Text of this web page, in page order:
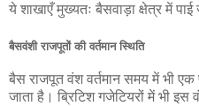
ये शाखाएँ मुख्यतः बैसवाड़ा क्षेत्र में पाई
बैसवंशी राजपूतों की वर्तमान स्थिति
बैस राजपूत वंश वर्तमान समय में भी एक
जाता है। ब्रिटिश गजेटियरों में भी